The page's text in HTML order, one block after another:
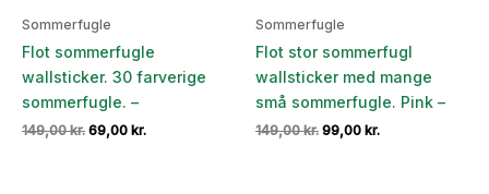
Sommerfugle
Flot sommerfugle
wallsticker. 30 farverige
sommerfugle. –
149,00kr. Den
69,00 kr.Den
Sommerfugle
Flot stor sommerfugl
wallsticker med mange
små sommerfugle. Pink –
149,00kr. Den
99,00 kr.Den